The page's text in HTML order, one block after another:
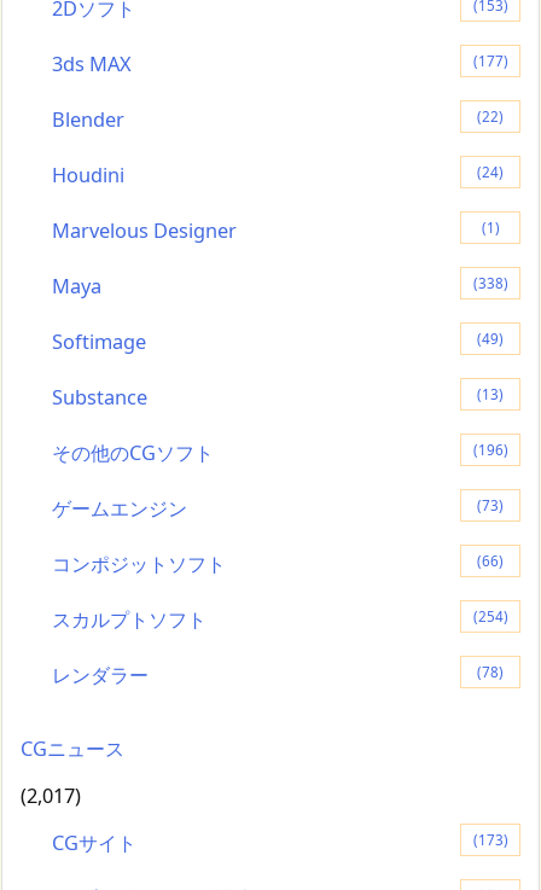
2Dソフト
(153)
3ds MAX (177)
Blender (22)
Houdini (24)
Marvelous Designer (1)
Maya (338)
Softimage (49)
Substance (13)
その他のCGソフト (196)
ゲームエンジン (73)
コンポジットソフト (66)
スカルプトソフト (254)
レンダラー (78)
CGニュース
(2,017)
CGサイト
(173)